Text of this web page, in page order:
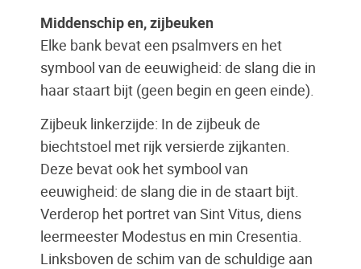
Middenschip en, zijbeuken
Elke bank bevat een psalmvers en het
symbool van de eeuwigheid: de slang die in
haar staart bijt (geen begin en geen einde).
Zijbeuk linkerzijde: In de zijbeuk de
biechtstoel met rijk versierde zijkanten.
Deze bevat ook het symbool van
eeuwigheid: de slang die in de staart bijt.
Verderop het portret van Sint Vitus, diens
leermeester Modestus en min Cresentia.
Linksboven de schim van de schuldige aan